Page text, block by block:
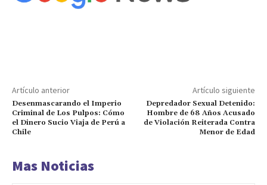
Artículo anterior
Desenmascarando el Imperio
Criminal de Los Pulpos: Cómo
el Dinero Sucio Viaja de Perú a
Chile
Artículo siguiente
Depredador Sexual Detenido:
Hombre de 68 Años Acusado
de Violación Reiterada Contra
Menor de Edad
Mas Noticias